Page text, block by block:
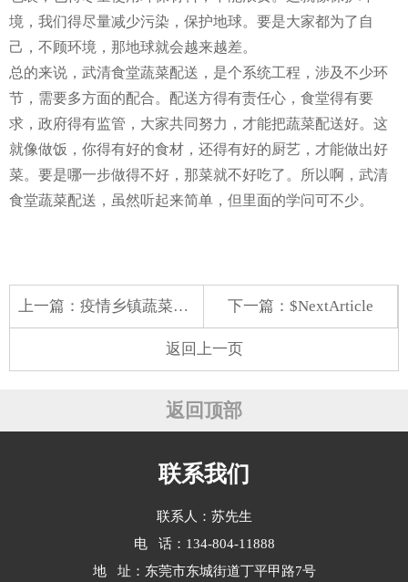
境，我们得尽量减少污染，保护地球。要是大家都为了自
己，不顾环境，那地球就会越来越差。
总的来说，武清食堂蔬菜配送，是个系统工程，涉及不少环
节，需要多方面的配合。配送方得有责任心，食堂得有要
求，政府得有监管，大家共同努力，才能把蔬菜配送好。这
就像做饭，你得有好的食材，还得有好的厨艺，才能做出好
菜。要是哪一步做得不好，那菜就不好吃了。所以啊，武清
食堂蔬菜配送，虽然听起来简单，但里面的学问可不少。
上一篇： 疫情乡镇蔬菜配送 下一篇：$NextArticle
返回上一页
返回顶部
联系我们
联系人：苏先生
电 话：134-804-11888
地 址：东莞市东城街道丁平甲路7号